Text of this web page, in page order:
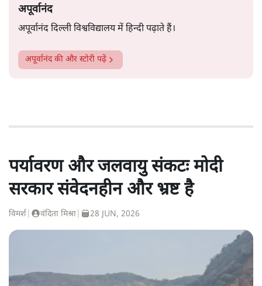
अपूर्वानंद
अपूर्वानंद दिल्ली विश्वविद्यालय में हिन्दी पढ़ाते हैं।
अपूर्वानंदकी और स्टोरी पढ़ें
पर्यावरण और जलवायु संकटः मोदी
सरकार संवेदनहीन और भ्रष्ट है
विमर्श वंदिता मिश्रा 28 JUN, 2026